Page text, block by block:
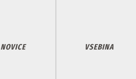
NOVICE VSEBINA